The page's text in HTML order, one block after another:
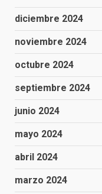
diciembre 2024
noviembre 2024
octubre 2024
septiembre 2024
junio 2024
mayo 2024
abril 2024
marzo 2024